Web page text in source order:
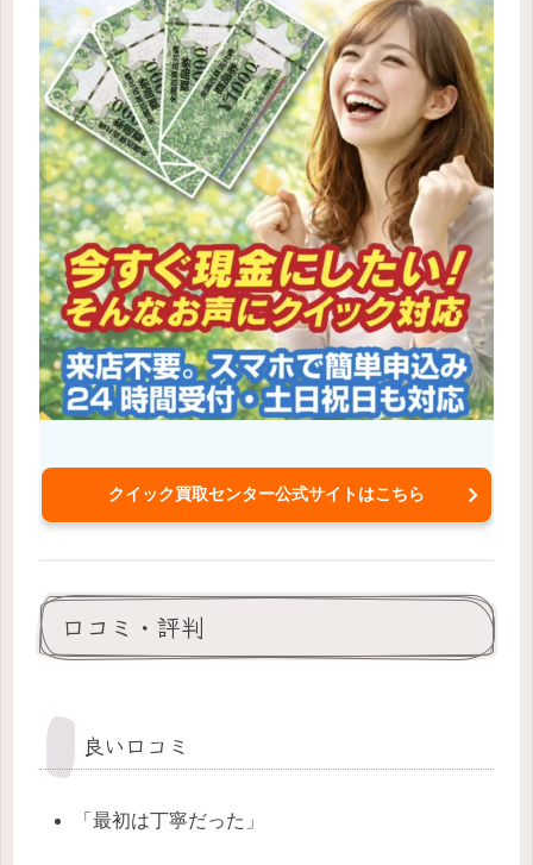
クイック買取センター公式サイトはこちら
口コミ・評判
良い口コミ
「最初は丁寧だった」